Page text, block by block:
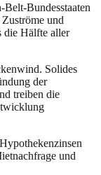
Bundesstaaten
und
die Hälfte aller
Solides
der
treiben die
und